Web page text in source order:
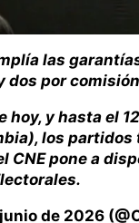
las
dos por
hoy, y hasta el
los
CNE pone a
de 2026